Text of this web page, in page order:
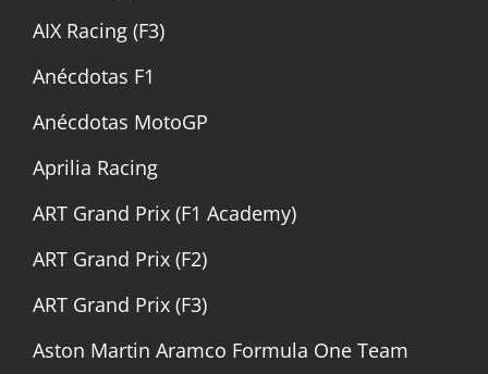
AIX Racing (F3)
Anécdotas F1
Anécdotas MotoGP
Aprilia Racing
ART Grand Prix (F1 Academy)
ART Grand Prix (F2)
ART Grand Prix (F3)
Aston Martin Aramco Formula One Team